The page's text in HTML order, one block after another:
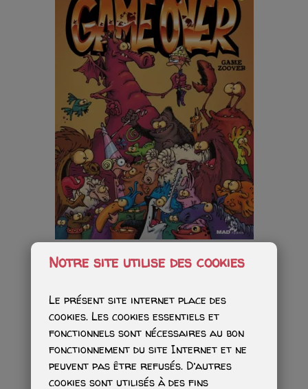
Game Over : Game Zoover
Starting from
€65.00
Notre site utilise des cookies
Le présent site internet place des
cookies. Les cookies essentiels et
fonctionnels sont nécessaires au bon
fonctionnement du site Internet et ne
peuvent pas être refusés. D’autres
cookies sont utilisés à des fins